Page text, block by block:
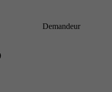
Demandeur